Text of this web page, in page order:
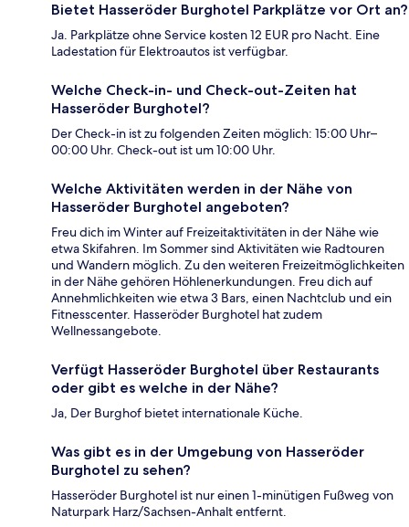
Bietet Hasseröder Burghotel Parkplätze vor Ort an?
Ja. Parkplätze ohne Service kosten 12 EUR pro Nacht. Eine
Ladestation für Elektroautos ist verfügbar.
Welche Check-in- und Check-out-Zeiten hat
Hasseröder Burghotel?
Der Check-in ist zu folgenden Zeiten möglich: 15:00 Uhr–
00:00 Uhr. Check-out ist um 10:00 Uhr.
Welche Aktivitäten werden in der Nähe von
Hasseröder Burghotel angeboten?
Freu dich im Winter auf Freizeitaktivitäten in der Nähe wie
etwa Skifahren. Im Sommer sind Aktivitäten wie Radtouren
und Wandern möglich. Zu den weiteren Freizeitmöglichkeiten
in der Nähe gehören Höhlenerkundungen. Freu dich auf
Annehmlichkeiten wie etwa 3 Bars, einen Nachtclub und ein
Fitnesscenter. Hasseröder Burghotel hat zudem
Wellnessangebote.
Verfügt Hasseröder Burghotel über Restaurants
oder gibt es welche in der Nähe?
Ja, Der Burghof bietet internationale Küche.
Was gibt es in der Umgebung von Hasseröder
Burghotel zu sehen?
Hasseröder Burghotel ist nur einen 1-minütigen Fußweg von
Naturpark Harz/Sachsen-Anhalt entfernt.